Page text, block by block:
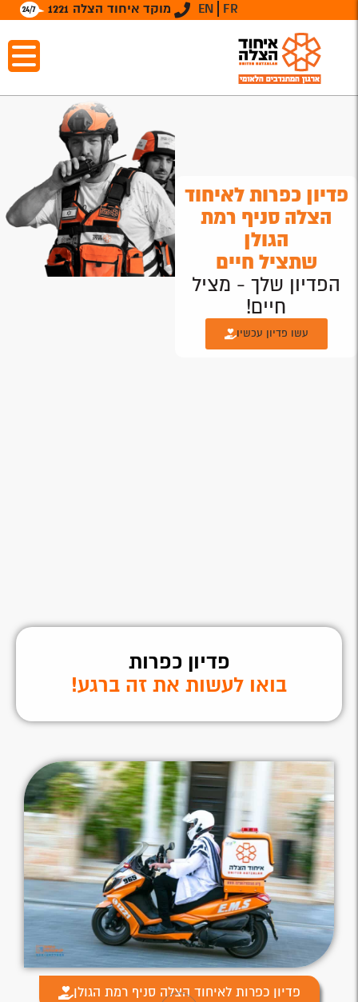
מוקד איחוד הצלה 1221 EN FR
פדיון כפרות לאיחוד
הצלה סניף רמת
הגולן
שתציל חיים
הפדיון שלך - מציל
חיים!
עשו פדיון עכשיו
פדיון כפרות
בואו לעשות את זה ברגע!
פדיון כפרות לאיחוד הצלה סניף רמת הגולן